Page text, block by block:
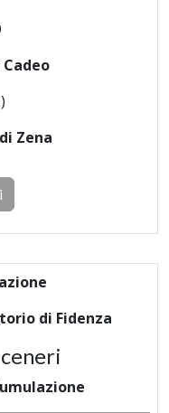
Zena
di Fidenza